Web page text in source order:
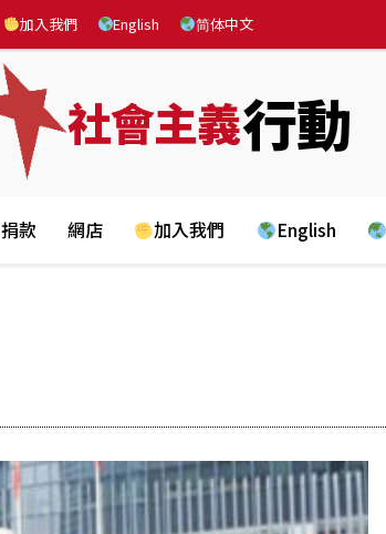
加入我們 English 简体中文
社會主義行動
捐款 網店 加入我們 English